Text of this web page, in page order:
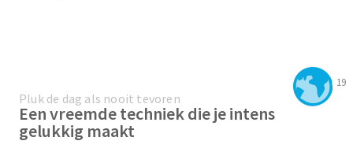
19
Pluk de dag als nooit tevoren
Een vreemde techniek die je intens
gelukkig maakt